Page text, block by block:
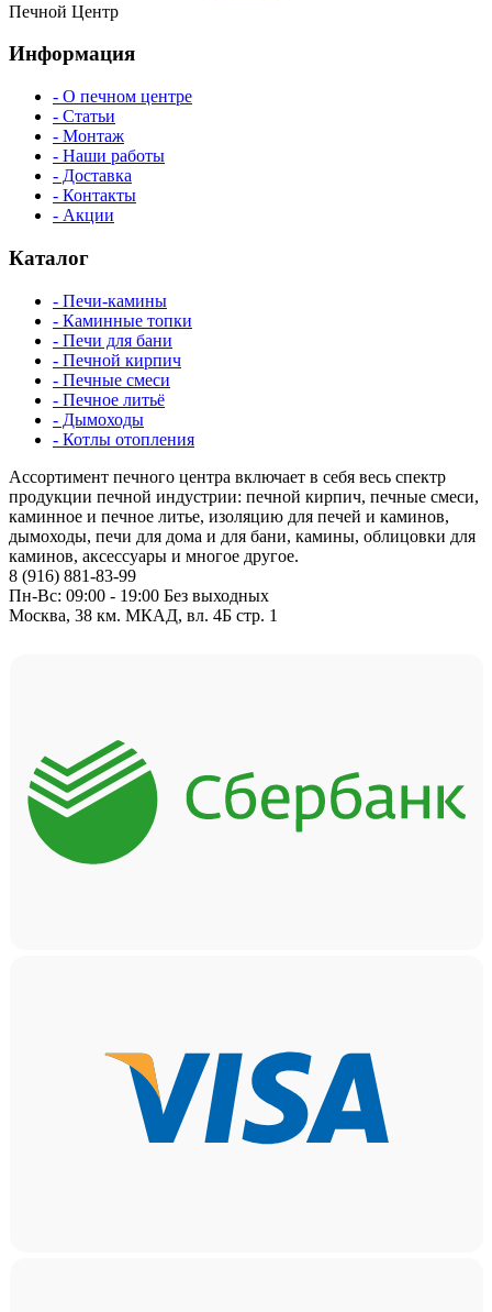
Печной Центр
Информация
- О печном центре
- Статьи
- Монтаж
- Наши работы
- Доставка
- Контакты
- Акции
Каталог
- Печи-камины
- Каминные топки
- Печи для бани
- Печной кирпич
- Печные смеси
- Печное литьё
- Дымоходы
- Котлы отопления
Ассортимент печного центра включает в себя весь спектр
продукции печной индустрии: печной кирпич, печные смеси,
каминное и печное литье, изоляцию для печей и каминов,
дымоходы, печи для дома и для бани, камины, облицовки для
каминов, аксессуары и многое другое.
8 (916) 881-83-99
Пн-Вс: 09:00 - 19:00 Без выходных
Москва, 38 км. МКАД, вл. 4Б стр. 1